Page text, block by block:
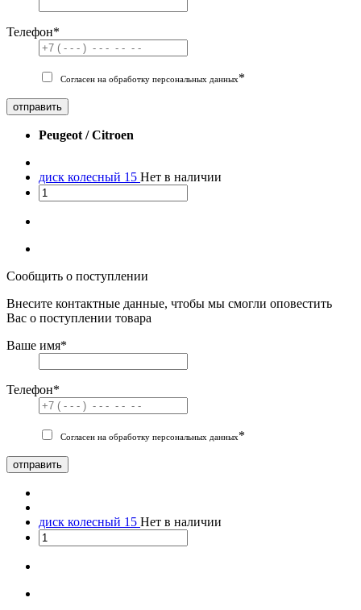
Телефон*
Согласен на обработку персональных данных*
отправить
Peugeot / Citroen
диск колесный 15 Нет в наличии
Сообщить о поступлении
Внесите контактные данные, чтобы мы смогли оповестить
Вас о поступлении товара
Ваше имя*
Телефон*
Согласен на обработку персональных данных*
отправить
диск колесный 15 Нет в наличии